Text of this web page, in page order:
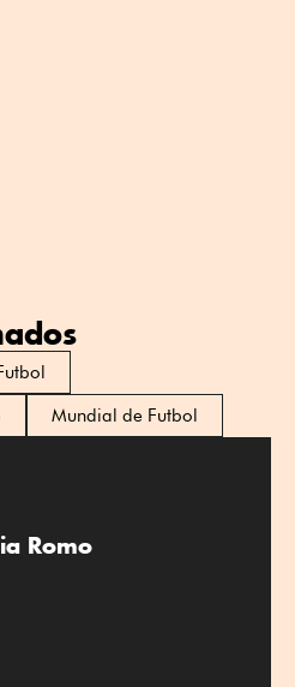
Mundial de Futbol
Romo